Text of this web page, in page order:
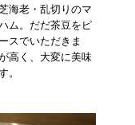
海老・乱切りのマ
ム。だだ茶豆をピ
スでいただきま
高く、大変に美味
。